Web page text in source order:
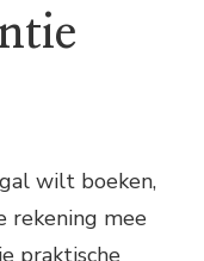
wilt boeken,
rekening mee
praktische